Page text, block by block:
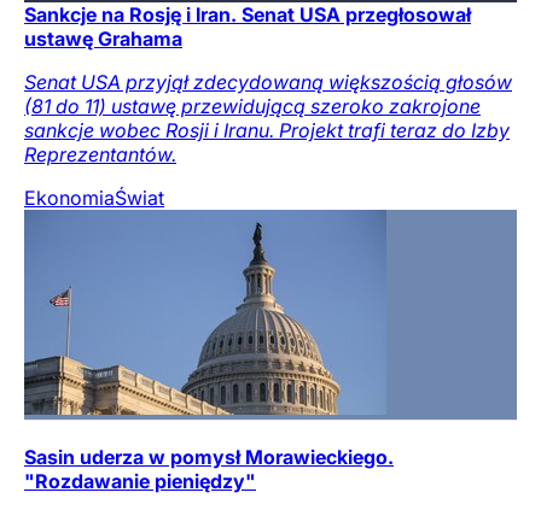
Sankcje na Rosję i Iran. Senat USA przegłosował
ustawę Grahama
Senat USA przyjął zdecydowaną większością głosów
(81 do 11) ustawę przewidującą szeroko zakrojone
sankcje wobec Rosji i Iranu. Projekt trafi teraz do Izby
Reprezentantów.
EkonomiaŚwiat
Sasin uderza w pomysł Morawieckiego.
"Rozdawanie pieniędzy"